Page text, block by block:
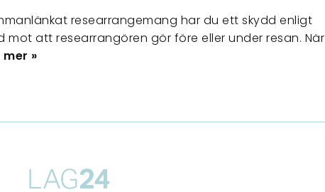
researrangemang har du ett skydd enligt
mot att researrangören gör före eller under resan. När
mer »